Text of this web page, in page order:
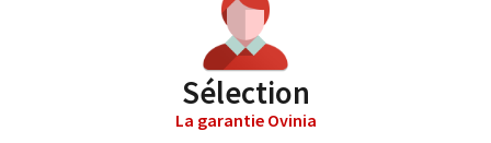
Sélection
La garantie Ovinia